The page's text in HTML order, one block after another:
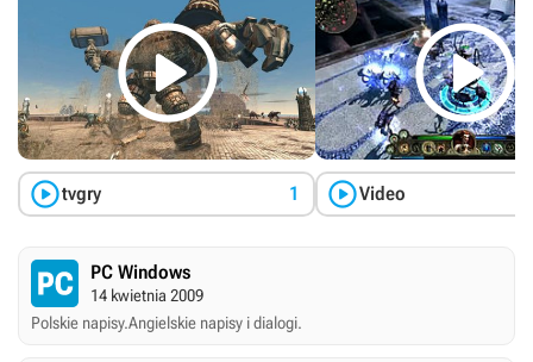

tvgry 1

Video
PC Windows
14 kwietnia 2009
Polskie napisy.Angielskie napisy i dialogi.